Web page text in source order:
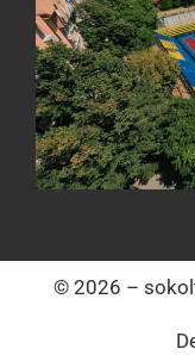
© 2026 –